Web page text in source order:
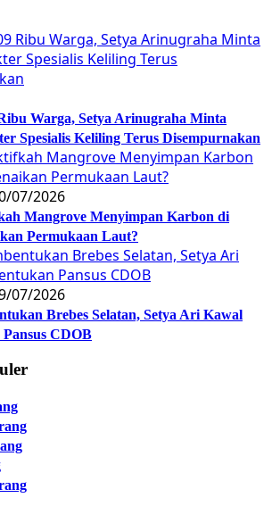
Warga, Setya Arinugraha Minta
Spesialis Keliling Terus Disempurnakan
07/2026
Mangrove Menyimpan Karbon di
Permukaan Laut?
07/2026
Brebes Selatan, Setya Ari Kawal
CDOB